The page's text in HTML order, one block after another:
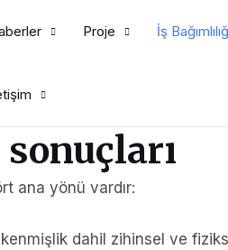
Proje İş
sonuçları
ana yönü vardır:
dahil zihinsel ve